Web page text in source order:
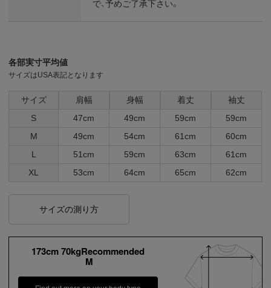
で、予めご了承下さい。
各部実寸平均値
サイズはUSA表記となります
サイズ 肩幅 身幅 着丈
袖丈
S
47cm 49cm 59cm
59cm
M
49cm 54cm 61cm
60cm
L
51cm 59cm 63cm
61cm
XL
53cm 64cm 65cm 62cm
サイズの測り方
173cm 70kgRecommended
M